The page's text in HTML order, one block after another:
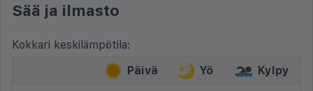
Sää ja ilmasto
Kokkari keskilämpötila:
Päivä
Yö Kylpy